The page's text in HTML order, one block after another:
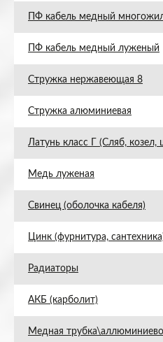
ПФ кабель медный
ПФ кабель медный луженый
Стружка нержавеющая 8
Стружка алюминиевая
Латунь класс Г (Сляб, козел,
Медь луженая
Свинец (оболочка кабеля)
Цинк (фурнитура,
Радиаторы
АКБ (карболит)
Медная